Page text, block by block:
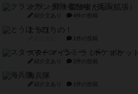
クランク! ：冒険者たち（拡張）
紹介文あり 4件の投稿
とうほうの！
1件の投稿
スターマイン・ラミー ポケット
紹介文あり 2件の投稿
海兵隊
紹介文あり 1件の投稿